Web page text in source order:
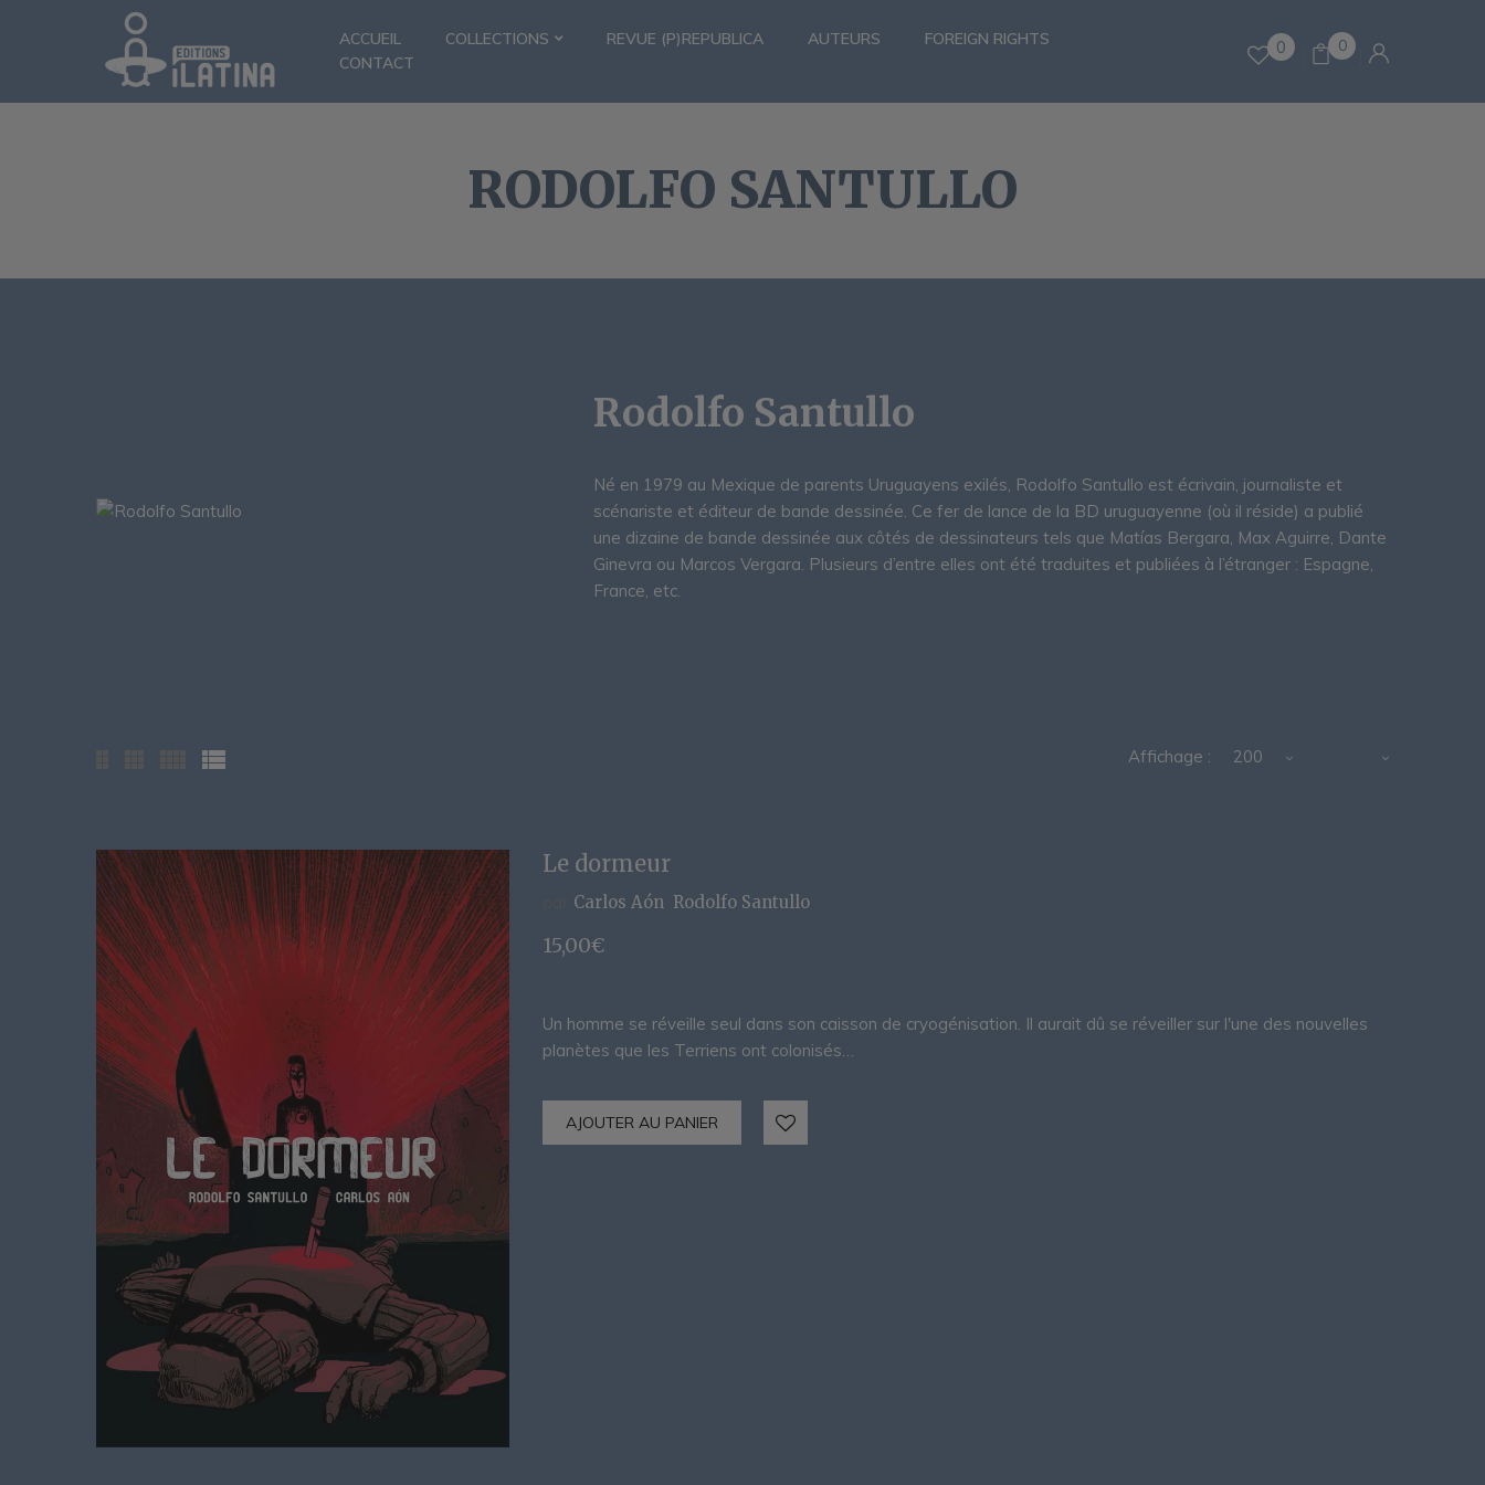
ACCUEIL COLLECTIONS REVUE (P)REPUBLICA AUTEURS
FOREIGN RIGHTS
CONTACT
0 0
RODOLFO SANTULLO
Rodolfo Santullo
Né en 1979 au Mexique de parents Uruguayens exilés, Rodolfo Santullo est écrivain, journaliste et
scénariste et éditeur de bande dessinée. Ce fer de lance de la BD uruguayenne (où il réside) a publié
une dizaine de bande dessinée aux côtés de dessinateurs tels que Matías Bergara, Max Aguirre, Dante
Ginevra ou Marcos Vergara. Plusieurs d’entre elles ont été traduites et publiées à l’étranger : Espagne,
France, etc.
Affichage : 200
Le dormeur
Carlos Aón Rodolfo Santullo
15,00€
Un homme se réveille seul dans son caisson de cryogénisation. Il aurait dû se réveiller sur l'une des nouvelles
planètes que les Terriens ont colonisés…
AJOUTER AU PANIER